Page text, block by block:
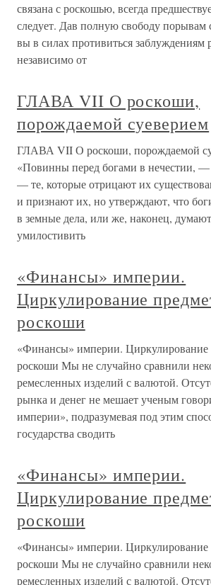
связана с роскошью, всегда
следует. Дав полную свободу порывам
вы в силах противиться заблуждениям
независимо от
ГЛАВА VII О роскоши,
порождаемой суеверием
ГЛАВА VII О роскоши, порождаемой
«Повинны перед богами в нечестии, —
— те, которые отрицают их
и признают их, но утверждают, что
в земные дела, или же, наконец,
умилостивить
«Финансы» империи.
Циркулирование
роскоши
«Финансы» империи. Циркулирование
роскоши Мы не случайно сравнили
ремесленных изделий с валютой.
рынка и денег не мешает ученым
империи», подразумевая под этим
государства сводить
«Финансы» империи.
Циркулирование
роскоши
«Финансы» империи. Циркулирование
роскоши Мы не случайно сравнили
ремесленных изделий с валютой.